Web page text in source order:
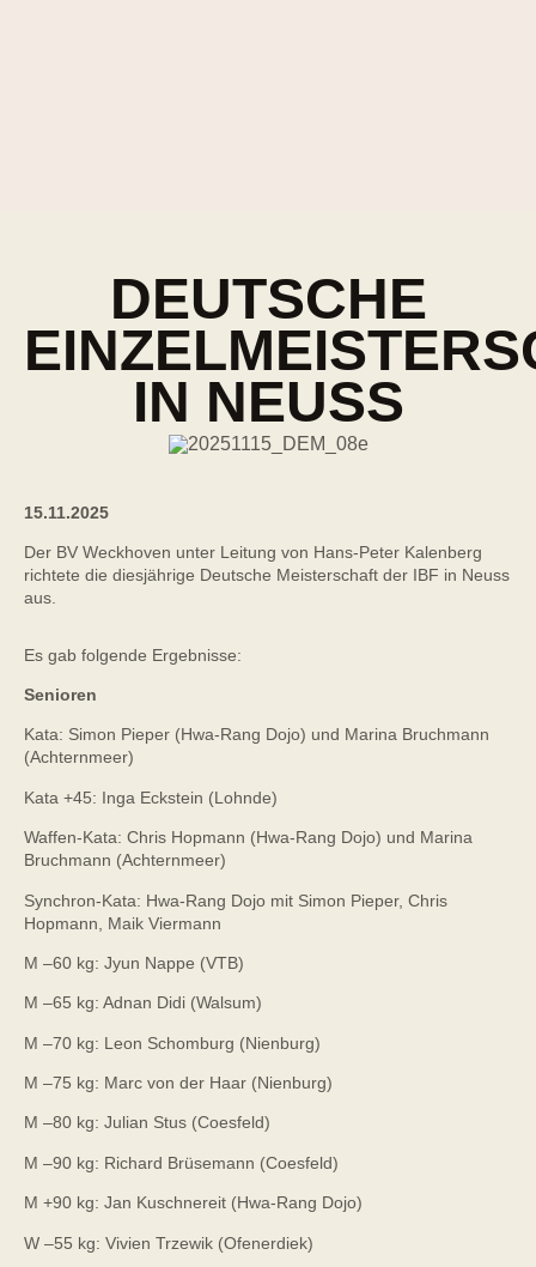
DEUTSCHE
IN NEUSS
15.11.2025
Der BV Weckhoven unter Leitung von Hans-Peter Kalenberg
richtete die diesjährige Deutsche Meisterschaft der IBF in Neuss
aus.
Es gab folgende Ergebnisse:
Senioren
Kata: Simon Pieper (Hwa-Rang Dojo) und Marina Bruchmann
(Achternmeer)
Kata +45: Inga Eckstein (Lohnde)
Waffen-Kata: Chris Hopmann (Hwa-Rang Dojo) und Marina
Bruchmann (Achternmeer)
Synchron-Kata: Hwa-Rang Dojo mit Simon Pieper, Chris
Hopmann, Maik Viermann
M –60 kg: Jyun Nappe (VTB)
M –65 kg: Adnan Didi (Walsum)
M –70 kg: Leon Schomburg (Nienburg)
M –75 kg: Marc von der Haar (Nienburg)
M –80 kg: Julian Stus (Coesfeld)
M –90 kg: Richard Brüsemann (Coesfeld)
M +90 kg: Jan Kuschnereit (Hwa-Rang Dojo)
W –55 kg: Vivien Trzewik (Ofenerdiek)